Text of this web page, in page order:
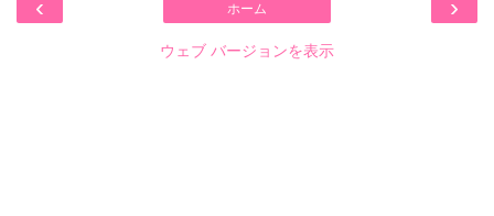
‹ ›
ホーム
ウェブ バージョンを表示